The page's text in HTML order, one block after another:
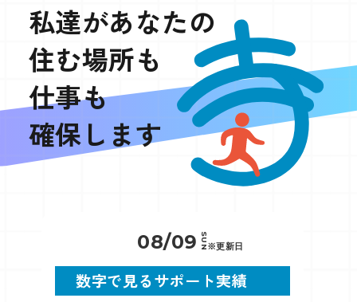
私達があなたの
住む場所も
仕事も
確保します
08/09 SUN
数字で見るサポート実績